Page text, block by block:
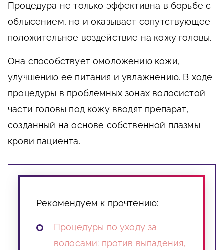
Процедура не только эффективна в борьбе с
облысением, но и оказывает сопутствующее
положительное воздействие на кожу головы.
Она способствует омоложению кожи,
улучшению ее питания и увлажнению. В ходе
процедуры в проблемных зонах волосистой
части головы под кожу вводят препарат,
созданный на основе собственной плазмы
крови пациента.
Рекомендуем к прочтению:
Процедуры по уходу за
волосами: против выпадения,